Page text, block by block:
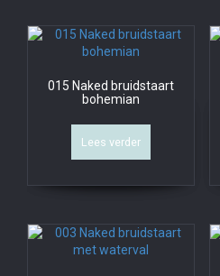
015 Naked bruidstaart
bohemian
Lees verder